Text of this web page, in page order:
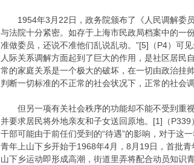
1954年3月22日，政务院颁布了《人民调解委员
与法院十分紧密。如存于上海市民政局档案中的一
准做委员，还说不准他们乱说乱动。”[5]（P4）可
人际关系调解方面起到了巨大的作用，是社区居民
常的家庭关系是一个极大的破坏，在一切由政治挂
判断一切标准的不正常的社会状况下，正常的社会
但另一项有关社会秩序的功能却不能不受到重视
并要求居民将外地亲友和子女送回原地。[1]（
干部可能由于前任们受到的“待遇”的影响，对于这
青年上山下乡开始于1968年4月，8月19日，首批
山下乡运动即形成高潮，街道里弄将配合动员知识